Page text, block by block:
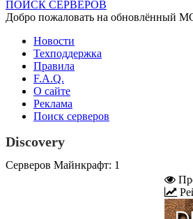
ПОИСК СЕРВЕРОВ
Добро пожаловать на обновлённый
Новости
Техподдержка
Правила
F.A.Q.
О сайте
Реклама
Поиск серверов
Discovery
Серверов Майнкрафт: 1